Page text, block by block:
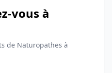
vous à
de Naturopathes à